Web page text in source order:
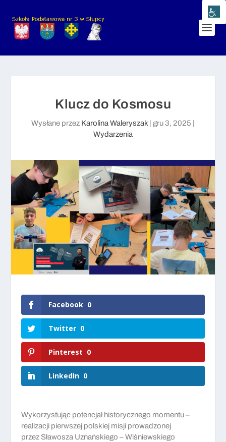
Klucz do Kosmosu
Wysłane przez Karolina Waleryszak gru 3, 2025
Wydarzenia
Facebook 0
Twitter 0
Pinterest 0
LinkedIn 0
Wykorzystując potencjał historycznego momentu –
realizacji pierwszej polskiej misji prowadzonej
przez Sławosza Uznańskiego – Wiśniewskiego